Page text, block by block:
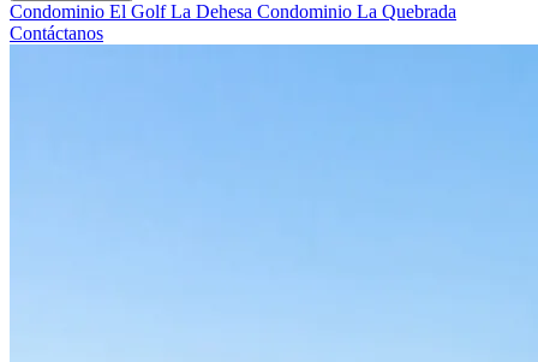
Condominio El Golf La Dehesa Condominio La Quebrada
Contáctanos